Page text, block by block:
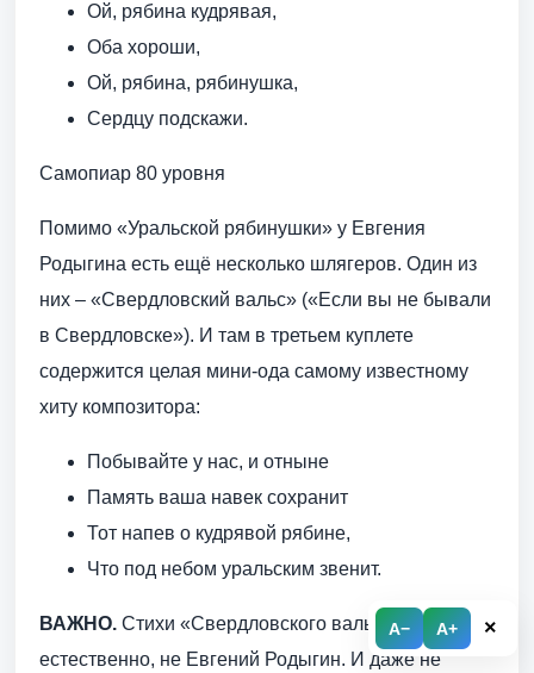
A− A+ ×
Ой, рябина кудрявая,
Оба хороши,
Ой, рябина, рябинушка,
Сердцу подскажи.
Самопиар 80 уровня
Помимо «Уральской рябинушки» у Евгения
Родыгина есть ещё несколько шлягеров. Один из
них – «Свердловский вальс» («Если вы не бывали
в Свердловске»). И там в третьем куплете
содержится целая мини-ода самому известному
хиту композитора:
Побывайте у нас, и отныне
Память ваша навек сохранит
Тот напев о кудрявой рябине,
Что под небом уральским звенит.
ВАЖНО. Стихи «Свердловского вальса» написал,
естественно, не Евгений Родыгин. И даже не